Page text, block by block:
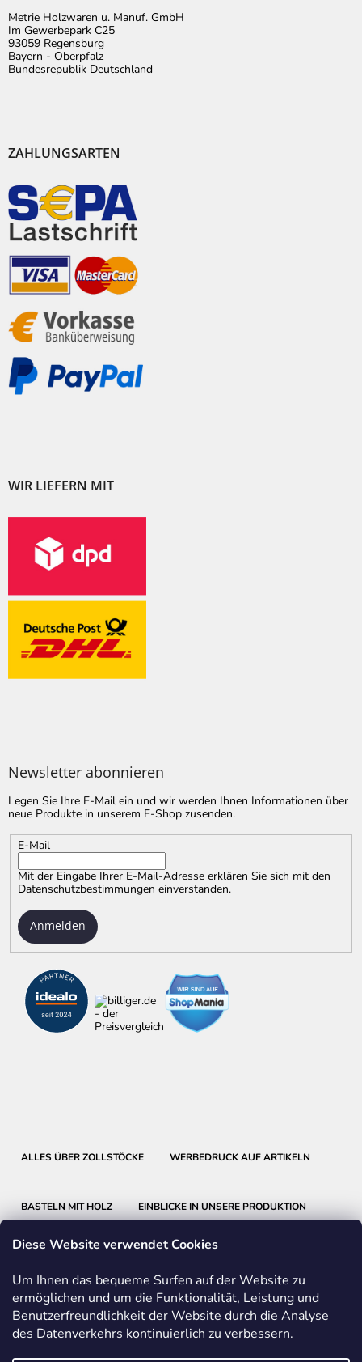
Diese Website verwendet Cookies
Um Ihnen das bequeme Surfen auf der Website zu
ermöglichen und um die Funktionalität, Leistung und
Benutzerfreundlichkeit der Website durch die Analyse
des Datenverkehrs kontinuierlich zu verbessern.
Metrie Holzwaren u. Manuf. GmbH
Im Gewerbepark C25
93059 Regensburg
Bayern - Oberpfalz
Bundesrepublik Deutschland
ZAHLUNGSARTEN
WIR LIEFERN MIT
Newsletter abonnieren
Legen Sie Ihre E-Mail ein und wir werden Ihnen Informationen über
neue Produkte in unserem E-Shop zusenden.
E-Mail
Mit der Eingabe Ihrer E-Mail-Adresse erklären Sie sich mit den
Datenschutzbestimmungen einverstanden.
Anmelden
ALLES ÜBER ZOLLSTÖCKE WERBEDRUCK AUF ARTIKELN
BASTELN MIT HOLZ EINBLICKE IN UNSERE PRODUKTION
METRIE BMI
FABER-CASTELL
FRIEDRICH RICHTER MESSWERKZEUGE